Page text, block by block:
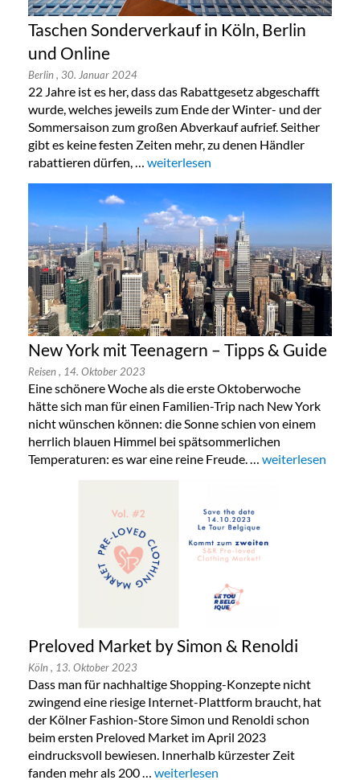
Taschen Sonderverkauf in Köln, Berlin
und Online
Berlin, 30. Januar 2024
22 Jahre ist es her, dass das Rabattgesetz abgeschafft
wurde, welches jeweils zum Ende der Winter- und der
Sommersaison zum großen Abverkauf aufrief. Seither
gibt es keine festen Zeiten mehr, zu denen Händler
rabattieren dürfen, … „Taschen Sonderverkauf in Köln,
weiterlesen
New York mit Teenagern – Tipps & Guide
Reisen, 14. Oktober 2023
Eine schönere Woche als die erste Oktoberwoche
hätte sich man für einen Familien-Trip nach New York
nicht wünschen können: die Sonne schien von einem
herrlich blauen Himmel bei spätsommerlichen
Temperaturen: es war eine reine Freude. … „New York mit
weiterlesen
Preloved Market by Simon & Renoldi
Köln, 13. Oktober 2023
Dass man für nachhaltige Shopping-Konzepte nicht
zwingend eine riesige Internet-Plattform braucht, hat
der Kölner Fashion-Store Simon und Renoldi schon
beim ersten Preloved Market im April 2023
eindrucksvoll bewiesen. Innerhalb kürzester Zeit
fanden mehr als 200 … „Preloved Market by Simon &
weiterlesen